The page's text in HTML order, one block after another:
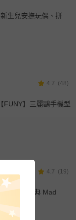
生兒安撫玩偶、拼
4.7 (48)
FUNY】三麗鷗手機型
4.7 (19)
戲沙【瑞典 Mad